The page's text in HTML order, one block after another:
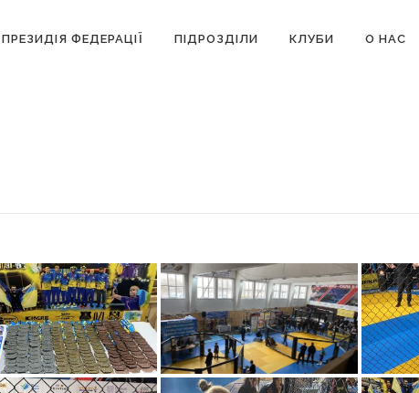
ПРЕЗИДІЯ ФЕДЕРАЦІЇ ПІДРОЗДІЛИ КЛУБИ О НАС